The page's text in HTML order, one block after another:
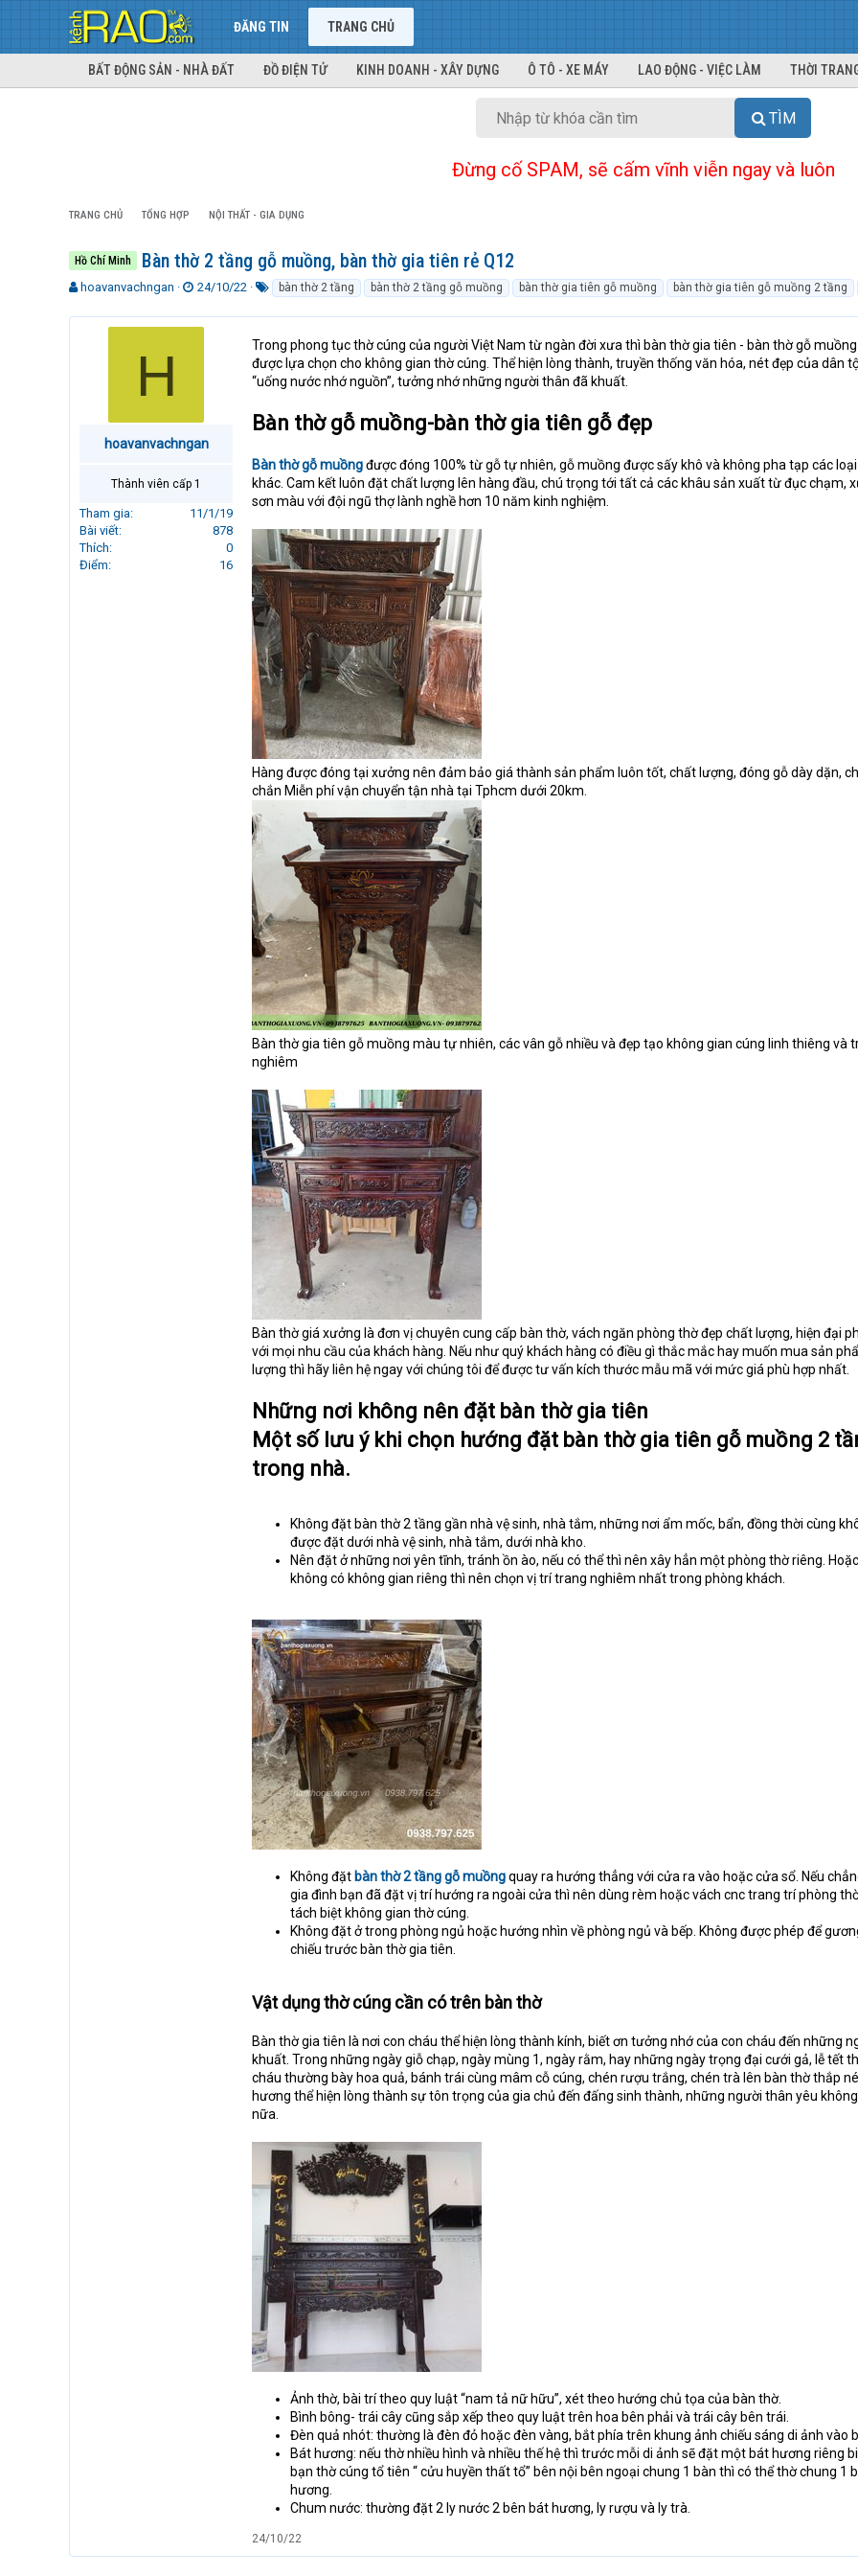
ĐĂNG TIN TRANG CHỦ
BẤT ĐỘNG SẢN - NHÀ ĐẤT ĐỒ ĐIỆN TỬ KINH DOANH - XÂY DỰNG Ô TÔ - XE MÁY LAO ĐỘNG - VIỆC LÀM THỜI
TÌM
Đừng cố SPAM, sẽ cấm vĩnh viễn ngay và luôn
TRANG CHỦ TỔNG HỢP NỘI THẤT - GIA DỤNG
Hồ Chí Minh Bàn thờ 2 tầng gỗ muồng, bàn thờ gia tiên rẻ Q12
T
r
hoavanvachngan
N
à
24/10/22
k
a
bàn thờ 2 tầng bàn thờ 2 tầng gỗ muồng bàn thờ gia tiên gỗ muồng bàn thờ gia tiên gỗ muồng 2 tầng
H
hoavanvachngan
Thành viên cấp 1
Tham gia
11/1/19
Bài viết
878
Thích
0
Điểm
16
Trong phong tục thờ cúng của người Việt Nam từ ngàn đời xưa thì bàn thờ gia tiên - bàn thờ gỗ
được lựa chọn cho không gian thờ cúng. Thể hiện lòng thành, truyền thống văn hóa, nét đẹp của dân
“uống nước nhớ nguồn”, tưởng nhớ những người thân đã khuất.
Bàn thờ gỗ muồng-bàn thờ gia tiên gỗ đẹp
Bàn thờ gỗ muồngđược đóng 100% từ gỗ tự nhiên, gỗ muồng được sấy khô và không pha tạp các
khác. Cam kết luôn đặt chất lượng lên hàng đầu, chú trọng tới tất cả các khâu sản xuất từ đục chạm,
sơn màu với đội ngũ thợ lành nghề hơn 10 năm kinh nghiệm.
Hàng được đóng tại xưởng nên đảm bảo giá thành sản phẩm luôn tốt, chất lượng, đóng gỗ dày dặn,
chắn Miễn phí vận chuyển tận nhà tại Tphcm dưới 20km.
Bàn thờ gia tiên gỗ muồng màu tự nhiên, các vân gỗ nhiều và đẹp tạo không gian cúng linh thiêng và
nghiêm
Bàn thờ giá xưởng là đơn vị chuyên cung cấp bàn thờ, vách ngăn phòng thờ đẹp chất lượng, hiện đại
với mọi nhu cầu của khách hàng. Nếu như quý khách hàng có điều gì thắc mắc hay muốn mua sản
lượng thì hãy liên hệ ngay với chúng tôi để được tư vấn kích thước mẫu mã với mức giá phù hợp nhất.
Những nơi không nên đặt bàn thờ gia tiên
Một số lưu ý khi chọn hướng đặt bàn thờ gia tiên gỗ muồng 2
trong nhà.
Không đặt bàn thờ 2 tầng gần nhà vệ sinh, nhà tắm, những nơi ẩm mốc, bẩn, đồng thời cùng
được đặt dưới nhà vệ sinh, nhà tắm, dưới nhà kho.
Nên đặt ở những nơi yên tĩnh, tránh ồn ào, nếu có thể thì nên xây hẳn một phòng thờ riêng.
không có không gian riêng thì nên chọn vị trí trang nghiêm nhất trong phòng khách.
Không đặt bàn thờ 2 tầng gỗ muồngquay ra hướng thẳng với cửa ra vào hoặc cửa sổ. Nếu
gia đình bạn đã đặt vị trí hướng ra ngoài cửa thì nên dùng rèm hoặc vách cnc trang trí phòng
tách biệt không gian thờ cúng.
Không đặt ở trong phòng ngủ hoặc hướng nhìn về phòng ngủ và bếp. Không được phép để
chiếu trước bàn thờ gia tiên.
Vật dụng thờ cúng cần có trên bàn thờ
Bàn thờ gia tiên là nơi con cháu thể hiện lòng thành kính, biết ơn tưởng nhớ của con cháu đến những
khuất. Trong những ngày giỗ chạp, ngày mùng 1, ngày rằm, hay những ngày trọng đại cưới gả, lễ tết
cháu thường bày hoa quả, bánh trái cùng mâm cỗ cúng, chén rượu trắng, chén trà lên bàn thờ thắp
hương thể hiện lòng thành sự tôn trọng của gia chủ đến đấng sinh thành, những người thân yêu
nữa.
Ảnh thờ, bài trí theo quy luật “nam tả nữ hữu”, xét theo hướng chủ tọa của bàn thờ.
Bình bông- trái cây cũng sắp xếp theo quy luật trên hoa bên phải và trái cây bên trái.
Đèn quả nhót: thường là đèn đỏ hoặc đèn vàng, bắt phía trên khung ảnh chiếu sáng di ảnh vào
Bát hương: nếu thờ nhiều hình và nhiều thế hệ thì trước mỗi di ảnh sẽ đặt một bát hương riêng
bạn thờ cúng tổ tiên “ cửu huyền thất tổ” bên nội bên ngoại chung 1 bàn thì có thể thờ chung 1
hương.
Chum nước: thường đặt 2 ly nước 2 bên bát hương, ly rượu và ly trà.
24/10/22